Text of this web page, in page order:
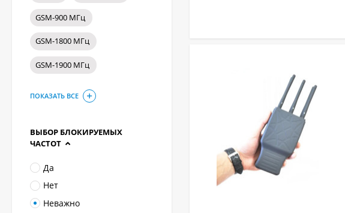
GSM-900 МГц
GSM-1800 МГц
GSM-1900 МГц
ПОКАЗАТЬ ВСЕ
ВЫБОР БЛОКИРУЕМЫХ
ЧАСТОТ
Да
Нет
Неважно